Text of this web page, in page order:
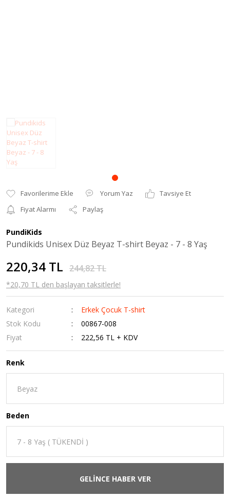
Yorum Yaz
Tavsiye Et
Fiyat Alarmı
Paylaş
PundiKids
Pundikids Unisex Düz Beyaz T-shirt Beyaz - 7 - 8 Yaş
220,34 TL 244,82 TL
*20,70 TL den başlayan taksitlerle!
Kategori
Erkek Çocuk T-shirt
Stok Kodu
00867-008
Fiyat
222,56 TL + KDV
Renk
Beden
GELİNCE HABER VER